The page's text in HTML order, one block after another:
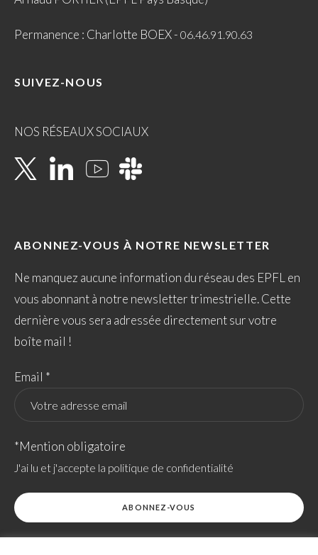
Permanence : Charlotte BOEX -06.46.91.90.63
SUIVEZ-NOUS
NOS RÉSEAUX SOCIAUX
ABONNEZ-VOUS À NOTRE NEWSLETTER
Ne manquez aucune information du réseau des EPFL en
vous abonnant à notre newsletter trimestrielle. Cette
dernière vous sera adressée directement sur votre
boîte mail !
Email *
*Mention obligatoire
J'ai lu et j'accepte la politique de confidentialité